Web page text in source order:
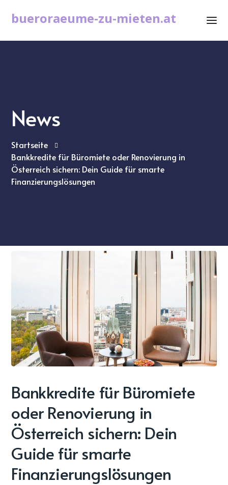
bueroraeume-zu-mieten.at
News
Startseite
Bankkredite für Büromiete oder Renovierung in
Österreich sichern: Dein Guide für smarte
Finanzierungslösungen
Bankkredite für Büromiete
oder Renovierung in
Österreich sichern: Dein
Guide für smarte
Finanzierungslösungen